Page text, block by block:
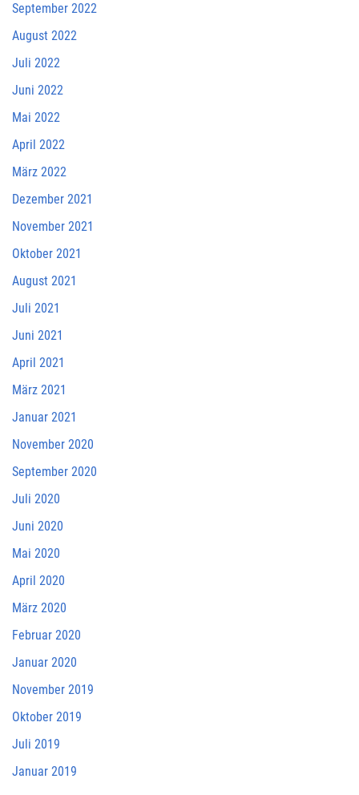
September 2022
August 2022
Juli 2022
Juni 2022
Mai 2022
April 2022
März 2022
Dezember 2021
November 2021
Oktober 2021
August 2021
Juli 2021
Juni 2021
April 2021
März 2021
Januar 2021
November 2020
September 2020
Juli 2020
Juni 2020
Mai 2020
April 2020
März 2020
Februar 2020
Januar 2020
November 2019
Oktober 2019
Juli 2019
Januar 2019